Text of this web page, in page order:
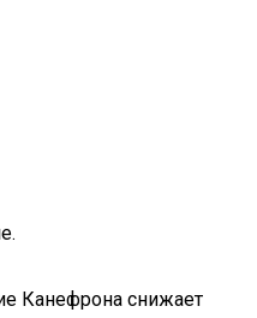
Канефрона снижает